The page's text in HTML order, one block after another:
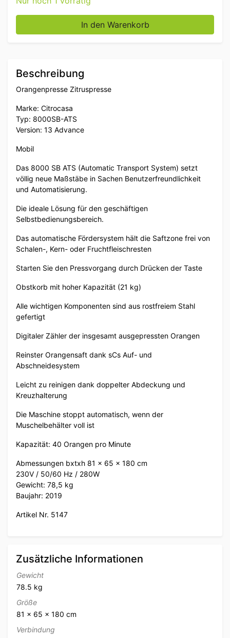
Citrocasa 8000SB-ATS Orangensaftpresse
In den Warenkorb
Beschreibung
Orangenpresse Zitruspresse
Marke: Citrocasa
Typ: 8000SB-ATS
Version: 13 Advance
Mobil
Das 8000 SB ATS (Automatic Transport System) setzt
völlig neue Maßstäbe in Sachen Benutzerfreundlichkeit
und Automatisierung.
Die ideale Lösung für den geschäftigen
Selbstbedienungsbereich.
Das automatische Fördersystem hält die Saftzone frei von
Schalen-, Kern- oder Fruchtfleischresten
Starten Sie den Pressvorgang durch Drücken der Taste
Obstkorb mit hoher Kapazität (21 kg)
Alle wichtigen Komponenten sind aus rostfreiem Stahl
gefertigt
Digitaler Zähler der insgesamt ausgepressten Orangen
Reinster Orangensaft dank sCs Auf- und
Abschneidesystem
Leicht zu reinigen dank doppelter Abdeckung und
Kreuzhalterung
Die Maschine stoppt automatisch, wenn der
Muschelbehälter voll ist
Kapazität: 40 Orangen pro Minute
Abmessungen bxtxh 81 x 65 x 180 cm
230V / 50/60 Hz / 280W
Gewicht: 78,5 kg
Baujahr: 2019
Artikel Nr. 5147
Zusätzliche Informationen
Gewicht
78.5 kg
Größe
81 × 65 × 180 cm
Verbindung